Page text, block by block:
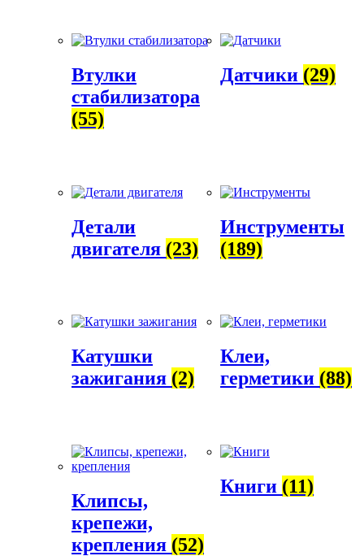
Втулки
стабилизатора
(55)
Датчики (29)
Детали
двигателя (23)
Инструменты
(189)
Катушки
зажигания (2)
Клеи,
герметики (88)
Клипсы,
крепежи,
крепления (52)
Книги (11)